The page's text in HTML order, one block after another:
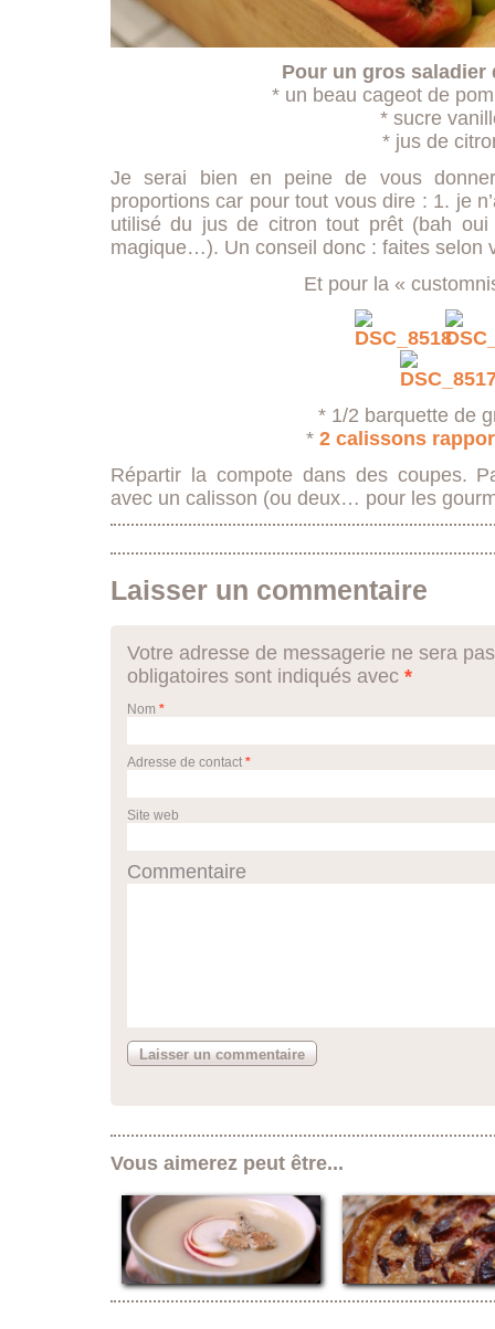
Pour un gros saladier
* un beau cageot de
* sucre
* jus de
Je serai bien en peine de vous
proportions car pour tout vous dire : 1. je
utilisé du jus de citron tout prêt (bah
magique…). Un conseil donc : faites selon
Et pour la «
* 1/2 barquette de
* 2 calissons
Répartir la compote dans des coupes.
avec un calisson (ou deux… pour les
Laisser un commentaire
Votre adresse de messagerie ne sera
obligatoires sont indiqués avec *
Nom *
Adresse de contact *
Site web
Commentaire
Vous aimerez peut être...